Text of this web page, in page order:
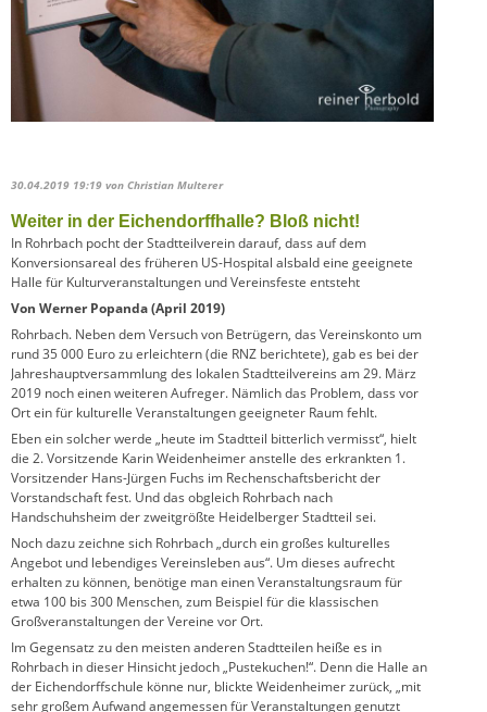
30.04.2019 19:19 von Christian Multerer
Weiter in der Eichendorffhalle? Bloß nicht!
In Rohrbach pocht der Stadtteilverein darauf, dass auf dem
Konversionsareal des früheren US-Hospital alsbald eine geeignete
Halle für Kulturveranstaltungen und Vereinsfeste entsteht
Von Werner Popanda (April 2019)
Rohrbach. Neben dem Versuch von Betrügern, das Vereinskonto um
rund 35 000 Euro zu erleichtern (die RNZ berichtete), gab es bei der
Jahreshauptversammlung des lokalen Stadtteilvereins am 29. März
2019 noch einen weiteren Aufreger. Nämlich das Problem, dass vor
Ort ein für kulturelle Veranstaltungen geeigneter Raum fehlt.
Eben ein solcher werde „heute im Stadtteil bitterlich vermisst“, hielt
die 2. Vorsitzende Karin Weidenheimer anstelle des erkrankten 1.
Vorsitzender Hans-Jürgen Fuchs im Rechenschaftsbericht der
Vorstandschaft fest. Und das obgleich Rohrbach nach
Handschuhsheim der zweitgrößte Heidelberger Stadtteil sei.
Noch dazu zeichne sich Rohrbach „durch ein großes kulturelles
Angebot und lebendiges Vereinsleben aus“. Um dieses aufrecht
erhalten zu können, benötige man einen Veranstaltungsraum für
etwa 100 bis 300 Menschen, zum Beispiel für die klassischen
Großveranstaltungen der Vereine vor Ort.
Im Gegensatz zu den meisten anderen Stadtteilen heiße es in
Rohrbach in dieser Hinsicht jedoch „Pustekuchen!“. Denn die Halle an
der Eichendorffschule könne nur, blickte Weidenheimer zurück, „mit
sehr großem Aufwand angemessen für Veranstaltungen genutzt